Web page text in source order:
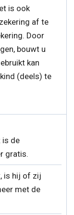
is ook
af te
Door
bouwt u
kan
(deels) te
is de
gratis.
is hij of zij
met de